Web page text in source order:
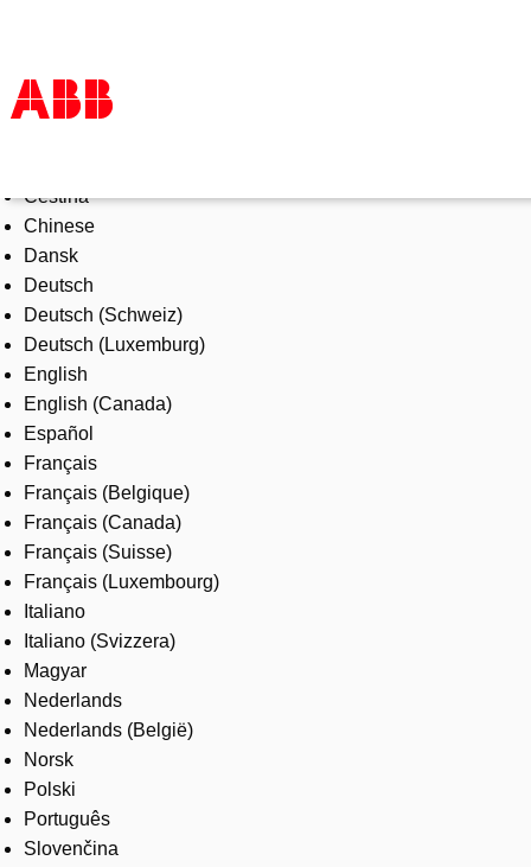
Products & Solutions
Industries
Services
About us
Where to buy
Contact us
Careers
Čeština
Chinese
Dansk
Deutsch
Deutsch (Schweiz)
Deutsch (Luxemburg)
English
English (Canada)
Español
Français
Français (Belgique)
Français (Canada)
Français (Suisse)
Français (Luxembourg)
Italiano
Italiano (Svizzera)
Magyar
Nederlands
Nederlands (België)
Norsk
Polski
Português
Slovenčina